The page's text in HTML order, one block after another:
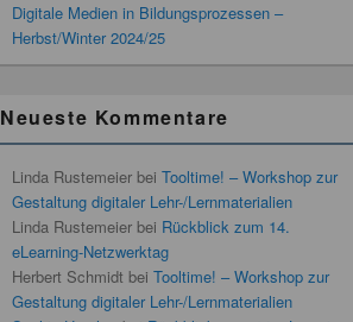
Digitale Medien in Bildungsprozessen –
Herbst/Winter 2024/25
Neueste Kommentare
Linda Rustemeier bei Tooltime! – Workshop zur
Gestaltung digitaler Lehr-/Lernmaterialien
Linda Rustemeier bei Rückblick zum 14.
eLearning-Netzwerktag
Herbert Schmidt bei Tooltime! – Workshop zur
Gestaltung digitaler Lehr-/Lernmaterialien